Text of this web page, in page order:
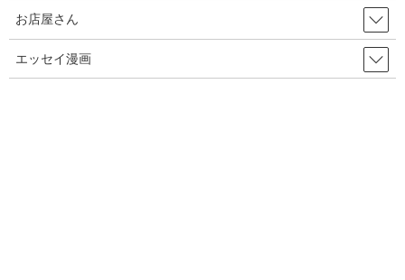
お店屋さん
エッセイ漫画